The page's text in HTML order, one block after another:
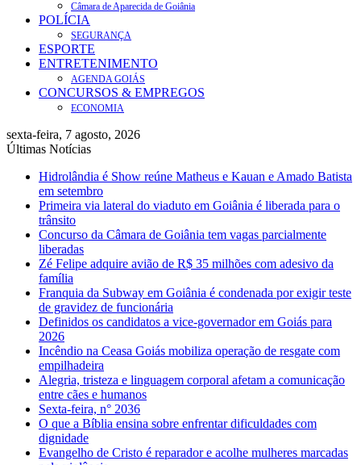
Câmara de Aparecida de Goiânia
POLÍCIA
SEGURANÇA
ESPORTE
ENTRETENIMENTO
AGENDA GOIÁS
CONCURSOS & EMPREGOS
ECONOMIA
sexta-feira, 7 agosto, 2026
Últimas Notícias
Hidrolândia é Show reúne Matheus e Kauan e Amado Batista
em setembro
Primeira via lateral do viaduto em Goiânia é liberada para o
trânsito
Concurso da Câmara de Goiânia tem vagas parcialmente
liberadas
Zé Felipe adquire avião de R$ 35 milhões com adesivo da
família
Franquia da Subway em Goiânia é condenada por exigir teste
de gravidez de funcionária
Definidos os candidatos a vice-governador em Goiás para
2026
Incêndio na Ceasa Goiás mobiliza operação de resgate com
empilhadeira
Alegria, tristeza e linguagem corporal afetam a comunicação
entre cães e humanos
Sexta-feira, n° 2036
O que a Bíblia ensina sobre enfrentar dificuldades com
dignidade
Evangelho de Cristo é reparador e acolhe mulheres marcadas